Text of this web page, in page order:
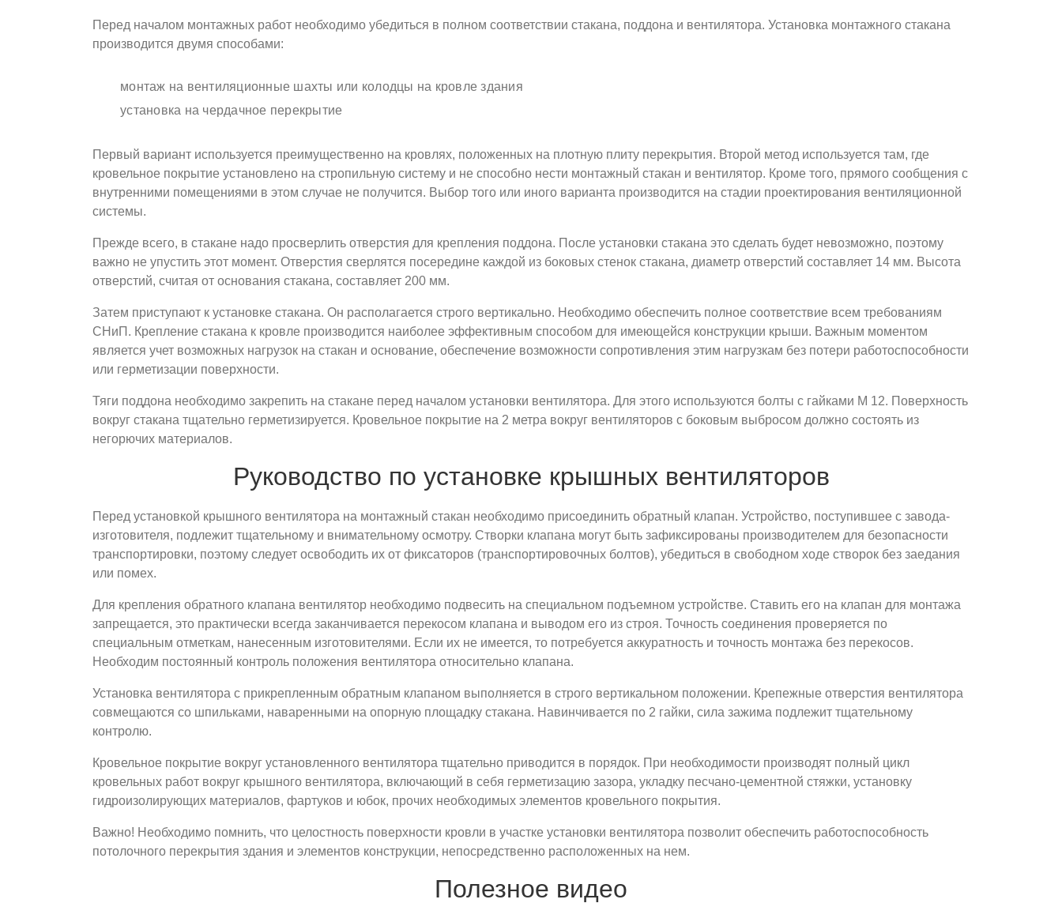
Перед началом монтажных работ необходимо убедиться в полном соответствии стакана, поддона и вентилятора. Установка монтажного стакана
производится двумя способами:
монтаж на вентиляционные шахты или колодцы на кровле здания
установка на чердачное перекрытие
Первый вариант используется преимущественно на кровлях, положенных на плотную плиту перекрытия. Второй метод используется там, где
кровельное покрытие установлено на стропильную систему и не способно нести монтажный стакан и вентилятор. Кроме того, прямого сообщения с
внутренними помещениями в этом случае не получится. Выбор того или иного варианта производится на стадии проектирования вентиляционной
системы.
Прежде всего, в стакане надо просверлить отверстия для крепления поддона. После установки стакана это сделать будет невозможно, поэтому
важно не упустить этот момент. Отверстия сверлятся посередине каждой из боковых стенок стакана, диаметр отверстий составляет 14 мм. Высота
отверстий, считая от основания стакана, составляет 200 мм.
Затем приступают к установке стакана. Он располагается строго вертикально. Необходимо обеспечить полное соответствие всем требованиям
СНиП. Крепление стакана к кровле производится наиболее эффективным способом для имеющейся конструкции крыши. Важным моментом
является учет возможных нагрузок на стакан и основание, обеспечение возможности сопротивления этим нагрузкам без потери работоспособности
или герметизации поверхности.
Тяги поддона необходимо закрепить на стакане перед началом установки вентилятора. Для этого используются болты с гайками М 12. Поверхность
вокруг стакана тщательно герметизируется. Кровельное покрытие на 2 метра вокруг вентиляторов с боковым выбросом должно состоять из
негорючих материалов.
Руководство по установке крышных вентиляторов
Перед установкой крышного вентилятора на монтажный стакан необходимо присоединить обратный клапан. Устройство, поступившее с завода-
изготовителя, подлежит тщательному и внимательному осмотру. Створки клапана могут быть зафиксированы производителем для безопасности
транспортировки, поэтому следует освободить их от фиксаторов (транспортировочных болтов), убедиться в свободном ходе створок без заедания
или помех.
Для крепления обратного клапана вентилятор необходимо подвесить на специальном подъемном устройстве. Ставить его на клапан для монтажа
запрещается, это практически всегда заканчивается перекосом клапана и выводом его из строя. Точность соединения проверяется по
специальным отметкам, нанесенным изготовителями. Если их не имеется, то потребуется аккуратность и точность монтажа без перекосов.
Необходим постоянный контроль положения вентилятора относительно клапана.
Установка вентилятора с прикрепленным обратным клапаном выполняется в строго вертикальном положении. Крепежные отверстия вентилятора
совмещаются со шпильками, наваренными на опорную площадку стакана. Навинчивается по 2 гайки, сила зажима подлежит тщательному
контролю.
Кровельное покрытие вокруг установленного вентилятора тщательно приводится в порядок. При необходимости производят полный цикл
кровельных работ вокруг крышного вентилятора, включающий в себя герметизацию зазора, укладку песчано-цементной стяжки, установку
гидроизолирующих материалов, фартуков и юбок, прочих необходимых элементов кровельного покрытия.
Важно! Необходимо помнить, что целостность поверхности кровли в участке установки вентилятора позволит обеспечить работоспособность
потолочного перекрытия здания и элементов конструкции, непосредственно расположенных на нем.
Полезное видео